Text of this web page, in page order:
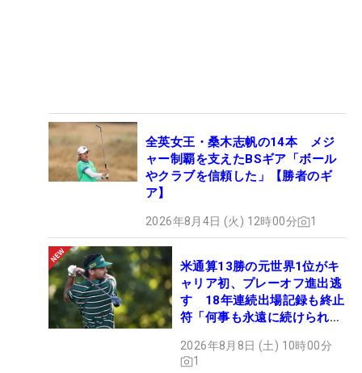
全英女王・桑木志帆の14本 メジ
ャー制覇を支えたBSギア「ボール
やクラブを信頼した」【勝者のギ
ア】
2026年8月4日 (火) 12時00分 1
米通算13勝の元世界1位がキ
ャリア初、プレーオフ進出逃
す 18年連続出場記録も終止
符「何事も永遠に続けられな
2026年8月8日 (土) 10時00分
1